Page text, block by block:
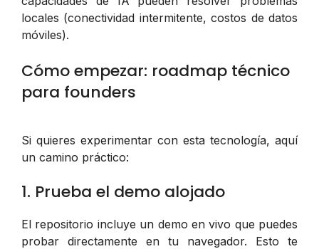
locales (conectividad intermitente, costos de datos
móviles).
Cómo empezar: roadmap técnico
para founders
Si quieres experimentar con esta tecnología, aquí
un camino práctico:
1. Prueba el demo alojado
El repositorio incluye un demo en vivo que puedes
probar directamente en tu navegador. Esto te